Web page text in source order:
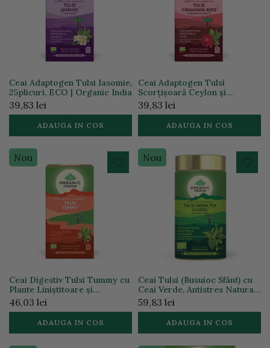
Ceai Adaptogen Tulsi Iasomie,
25plicuri, ECO | Organic India
39,83 lei
ADAUGA IN COS
Ceai Adaptogen Tulsi
Scorțișoară Ceylon și
Trandafir, 25plicuri, ECO |
Organic India
39,83 lei
ADAUGA IN COS
Nou
Ceai Digestiv Tulsi Tummy cu
Plante Liniștitoare și
Condimente 25 pl ECO |
Organic India
46,03 lei
ADAUGA IN COS
Nou
Ceai Tulsi (Busuioc Sfânt) cu
Ceai Verde, Antistres Natural
& Vitalizant, 100g ECO |
Organic India
59,83 lei
ADAUGA IN COS